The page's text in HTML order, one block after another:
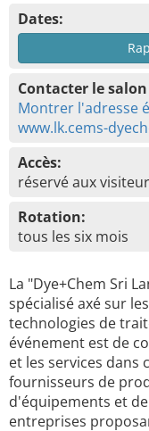
Dates:
Contacter le salon
Montrer l'adresse
www.lk.cems-
Accès:
réservé aux
Rotation:
tous les six mois
La "Dye+Chem Sri
spécialisé axé sur
technologies de
événement est de
et les services dans
fournisseurs de
d'équipements et
entreprises